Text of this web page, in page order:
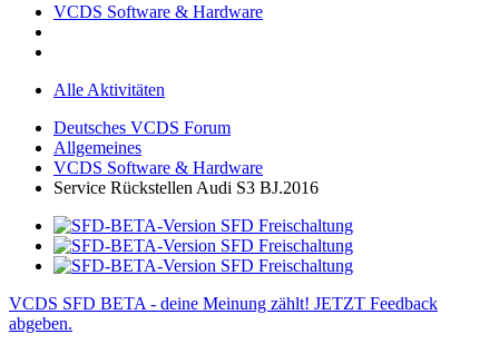
VCDS Software & Hardware
Alle Aktivitäten
Deutsches VCDS Forum
Allgemeines
VCDS Software & Hardware
Service Rückstellen Audi S3 BJ.2016
VCDS SFD BETA - deine Meinung zählt! JETZT Feedback
abgeben.